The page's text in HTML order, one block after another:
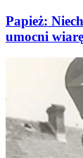
Papież:
umocni